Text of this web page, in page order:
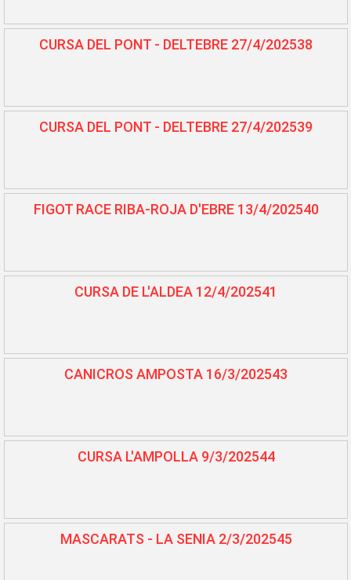
CURSA DEL PONT - DELTEBRE 27/4/202538
CURSA DEL PONT - DELTEBRE 27/4/202539
FIGOT RACE RIBA-ROJA D'EBRE 13/4/202540
CURSA DE L'ALDEA 12/4/202541
CANICROS AMPOSTA 16/3/202543
CURSA L'AMPOLLA 9/3/202544
MASCARATS - LA SENIA 2/3/202545